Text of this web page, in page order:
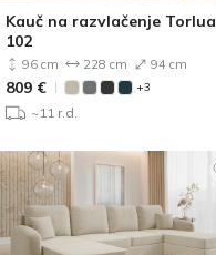
Kauč na razvlačenje Torlua
102
96 cm 228 cm 94 cm
809 € +3
~11 r.d.